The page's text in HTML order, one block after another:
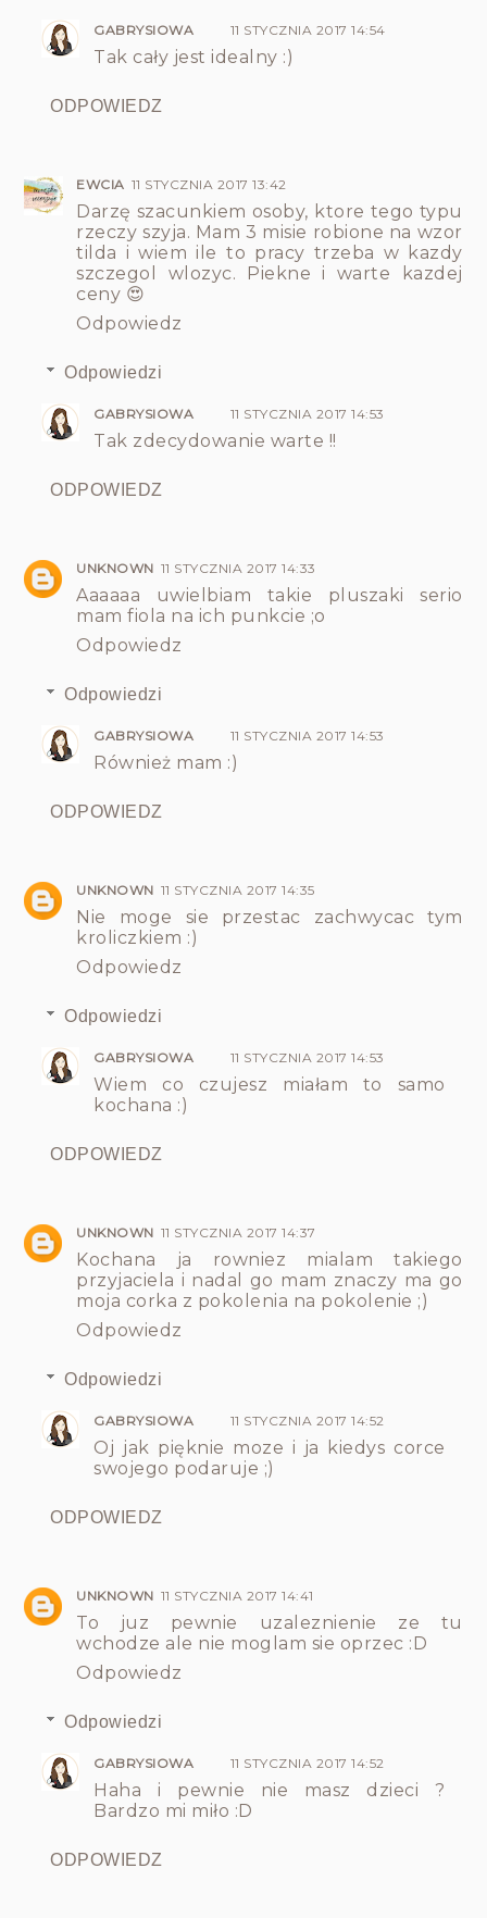
GABRYSIOWA 11 STYCZNIA 2017 14:54
Tak cały jest idealny :)
ODPOWIEDZ
EWCIA 11 STYCZNIA 2017 13:42
Darzę szacunkiem osoby, ktore tego typu
rzeczy szyja. Mam 3 misie robione na wzor
tilda i wiem ile to pracy trzeba w kazdy
szczegol wlozyc. Piekne i warte kazdej
ceny 😍
Odpowiedz
Odpowiedzi
GABRYSIOWA 11 STYCZNIA 2017 14:53
Tak zdecydowanie warte !!
ODPOWIEDZ
UNKNOWN 11 STYCZNIA 2017 14:33
Aaaaaa uwielbiam takie pluszaki serio
mam fiola na ich punkcie ;o
Odpowiedz
Odpowiedzi
GABRYSIOWA 11 STYCZNIA 2017 14:53
Również mam :)
ODPOWIEDZ
UNKNOWN 11 STYCZNIA 2017 14:35
Nie moge sie przestac zachwycac tym
kroliczkiem :)
Odpowiedz
Odpowiedzi
GABRYSIOWA 11 STYCZNIA 2017 14:53
Wiem co czujesz miałam to samo
kochana :)
ODPOWIEDZ
UNKNOWN 11 STYCZNIA 2017 14:37
Kochana ja rowniez mialam takiego
przyjaciela i nadal go mam znaczy ma go
moja corka z pokolenia na pokolenie ;)
Odpowiedz
Odpowiedzi
GABRYSIOWA 11 STYCZNIA 2017 14:52
Oj jak pięknie moze i ja kiedys corce
swojego podaruje ;)
ODPOWIEDZ
UNKNOWN 11 STYCZNIA 2017 14:41
To juz pewnie uzaleznienie ze tu
wchodze ale nie moglam sie oprzec :D
Odpowiedz
Odpowiedzi
GABRYSIOWA 11 STYCZNIA 2017 14:52
Haha i pewnie nie masz dzieci ?
Bardzo mi miło :D
ODPOWIEDZ